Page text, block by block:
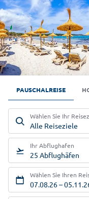
PAUSCHALREISE
Wählen Sie Ihr
Alle Reiseziele
Ihr Abflughafen
25 Abflughäfen
Wählen Sie Ihren
07.08.26–